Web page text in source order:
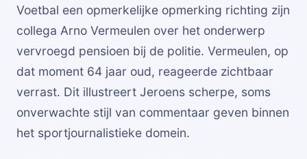
Voetbal een opmerkelijke opmerking richting zijn
collega Arno Vermeulen over het onderwerp
vervroegd pensioen bij de politie. Vermeulen, op
dat moment 64 jaar oud, reageerde zichtbaar
verrast. Dit illustreert Jeroens scherpe, soms
onverwachte stijl van commentaar geven binnen
het sportjournalistieke domein.